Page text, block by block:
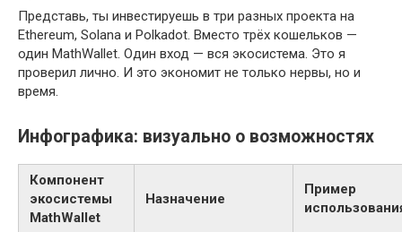
Представь, ты инвестируешь в три разных проекта на
Ethereum, Solana и Polkadot. Вместо трёх кошельков —
один MathWallet. Один вход — вся экосистема. Это я
проверил лично. И это экономит не только нервы, но и
время.
Инфографика: визуально о возможностях
Компонент
экосистемы
MathWallet
Назначение
Пример